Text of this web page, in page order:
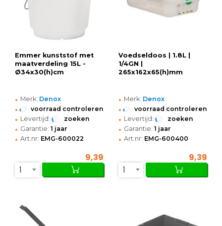
Emmer kunststof met
maatverdeling 15L -
Ø34x30(h)cm
• Merk: Denox
• voorraad controleren
• Levertijd: zoeken
• Garantie: 1 jaar
• Art.nr: EMG-600022
9,39
1
Voedseldoos | 1.8L |
1/4GN |
265x162x65(h)mm
• Merk: Denox
• voorraad controleren
• Levertijd: zoeken
• Garantie: 1 jaar
• Art.nr: EMG-600400
9,39
1